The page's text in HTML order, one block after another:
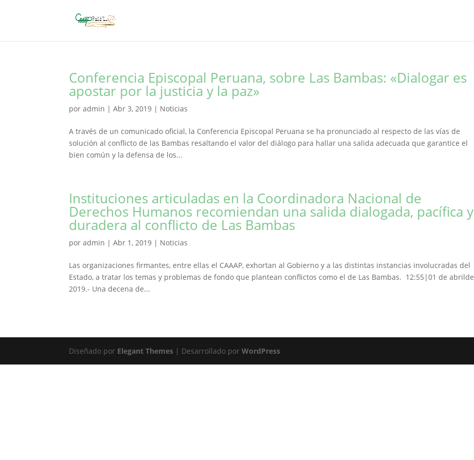
Conferencia Episcopal Peruana, sobre Las Bambas: «Dialogar es
apostar por la justicia y la paz»
poradmin |Abr 3, 2019 | Noticias
A través de un comunicado oficial, la Conferencia Episcopal Peruana se ha pronunciado al respecto de las vías de
solución al conflicto de las Bambas resaltando el valor del diálogo para hallar una salida adecuada que garantice el
bien común y la defensa de los...
Instituciones articuladas en la Coordinadora Nacional de
Derechos Humanos recomiendan una salida dialogada, pacífica y
duradera al conflicto de Las Bambas
poradmin |Abr 1, 2019 | Noticias
Las organizaciones firmantes, entre ellas el CAAAP, exhortan al Gobierno y a las distintas instancias involucradas del
Estado, a tratar los temas y problemas de fondo que plantean conflictos como el de Las Bambas. 12:55|01 de abrilde
2019.- Una decena de...
Diseñado por Elegant Themes | Desarrollado porWordPress